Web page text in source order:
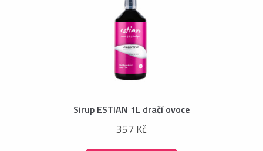
Sirup ESTIAN 1L dračí ovoce
357 Kč